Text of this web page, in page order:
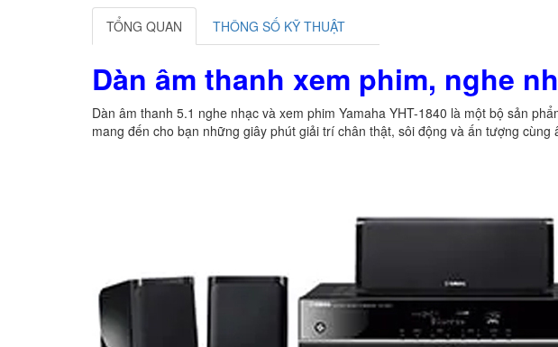
TỔNG QUAN THÔNG SỐ KỸ THUẬT
Dàn âm thanh xem phim, nghe
Dàn âm thanh 5.1 nghe nhạc và xem phim Yamaha YHT-1840 là một bộ sản
mang đến cho bạn những giây phút giải trí chân thật, sôi động và ấn tượng cùng